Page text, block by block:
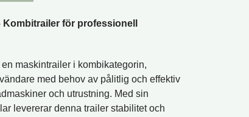
för professionell
maskintrailer i kombikategorin,
med behov av pålitlig och effektiv
och utrustning. Med sin
levererar denna trailer stabilitet och